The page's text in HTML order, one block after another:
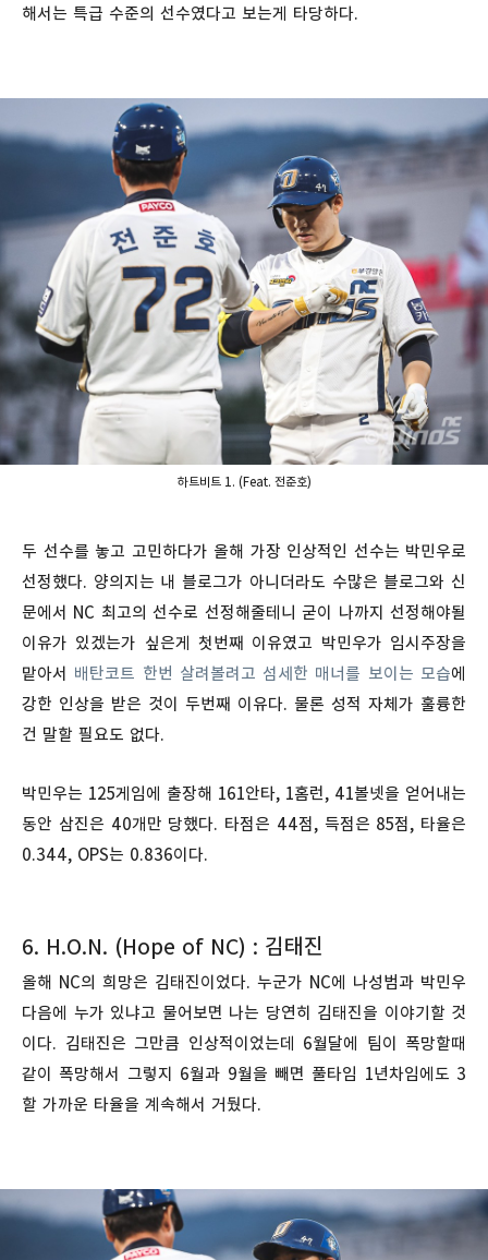
해서는 특급 수준의 선수였다고 보는게 타당하다.
하트비트 1. (Feat. 전준호)
두 선수를 놓고 고민하다가 올해 가장 인상적인 선수는 박민우로
선정했다. 양의지는 내 블로그가 아니더라도 수많은 블로그와 신
문에서 NC 최고의 선수로 선정해줄테니 굳이 나까지 선정해야될
이유가 있겠는가 싶은게 첫번째 이유였고 박민우가 임시주장을
맡아서 배탄코트 한번 살려볼려고 섬세한 매너를 보이는 모습에
강한 인상을 받은 것이 두번째 이유다. 물론 성적 자체가 훌륭한
건 말할 필요도 없다.
박민우는 125게임에 출장해 161안타, 1홈런, 41볼넷을 얻어내는
동안 삼진은 40개만 당했다. 타점은 44점, 득점은 85점, 타율은
0.344, OPS는 0.836이다.
6. H.O.N. (Hope of NC) : 김태진
올해 NC의 희망은 김태진이었다. 누군가 NC에 나성범과 박민우
다음에 누가 있냐고 물어보면 나는 당연히 김태진을 이야기할 것
이다. 김태진은 그만큼 인상적이었는데 6월달에 팀이 폭망할때
같이 폭망해서 그렇지 6월과 9월을 빼면 풀타임 1년차임에도 3
할 가까운 타율을 계속해서 거뒀다.